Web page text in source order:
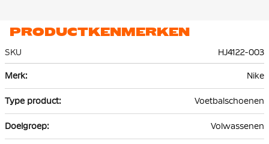
PRODUCTKENMERKEN
SKU
HJ4122-003
informatie
Nike
Voetbalschoenen
Volwassenen